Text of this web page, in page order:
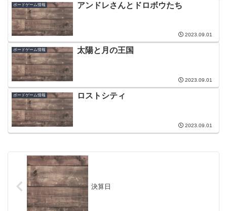
ボードゲーム情報 アンドレさんとドロボウたち
2023.09.01
ボードゲーム情報 太陽と月の王国
2023.09.01
ボードゲーム情報 ロストシティ
2023.09.01
決算日